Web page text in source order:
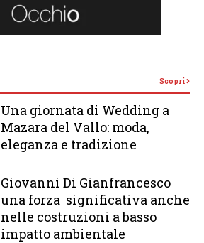
Scopri
Una giornata di Wedding a
Mazara del Vallo: moda,
eleganza e tradizione
Giovanni Di Gianfrancesco
una forza significativa anche
nelle costruzioni a basso
impatto ambientale